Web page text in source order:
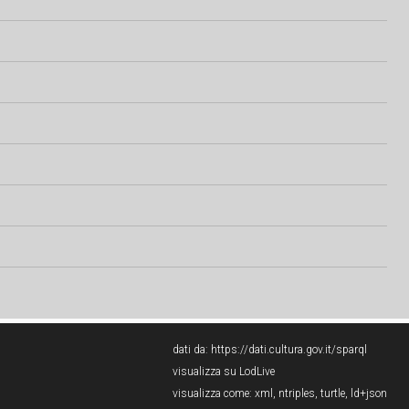
dati da: https://dati.cultura.gov.it/sparql
visualizza su LodLive
visualizza come: xml , ntriples, turtle, ld+json